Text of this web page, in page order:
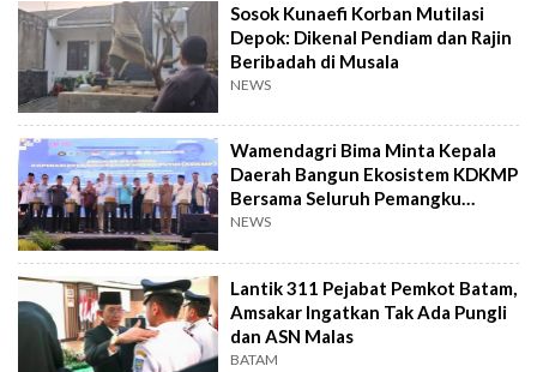
Sosok Kunaefi Korban Mutilasi
Depok: Dikenal Pendiam dan Rajin
Beribadah di Musala
NEWS
Wamendagri Bima Minta Kepala
Daerah Bangun Ekosistem KDKMP
Bersama Seluruh Pemangku
Kepentingan
NEWS
Lantik 311 Pejabat Pemkot Batam,
Amsakar Ingatkan Tak Ada Pungli
dan ASN Malas
BATAM